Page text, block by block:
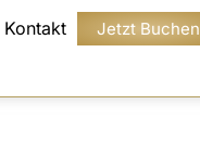
Kontakt Jetzt Buchen